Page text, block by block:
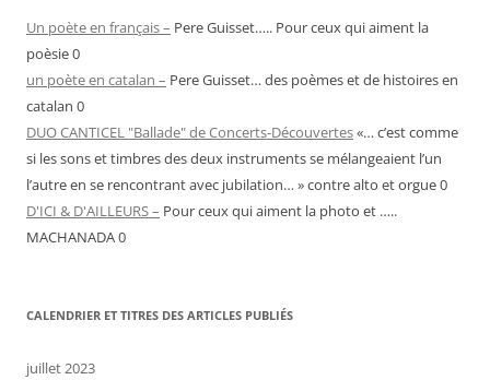
Un poète en français – Pere Guisset….. Pour ceux qui aiment la
poèsie 0
un poète en catalan – Pere Guisset… des poèmes et de histoires en
catalan 0
DUO CANTICEL "Ballade" de Concerts-Découvertes«… c’est comme
si les sons et timbres des deux instruments se mélangeaient l’un
l’autre en se rencontrant avec jubilation… » contre alto et orgue 0
D'ICI & D'AILLEURS – Pour ceux qui aiment la photo et …..
MACHANADA 0
CALENDRIER ET TITRES DES ARTICLES PUBLIÉS
juillet 2023